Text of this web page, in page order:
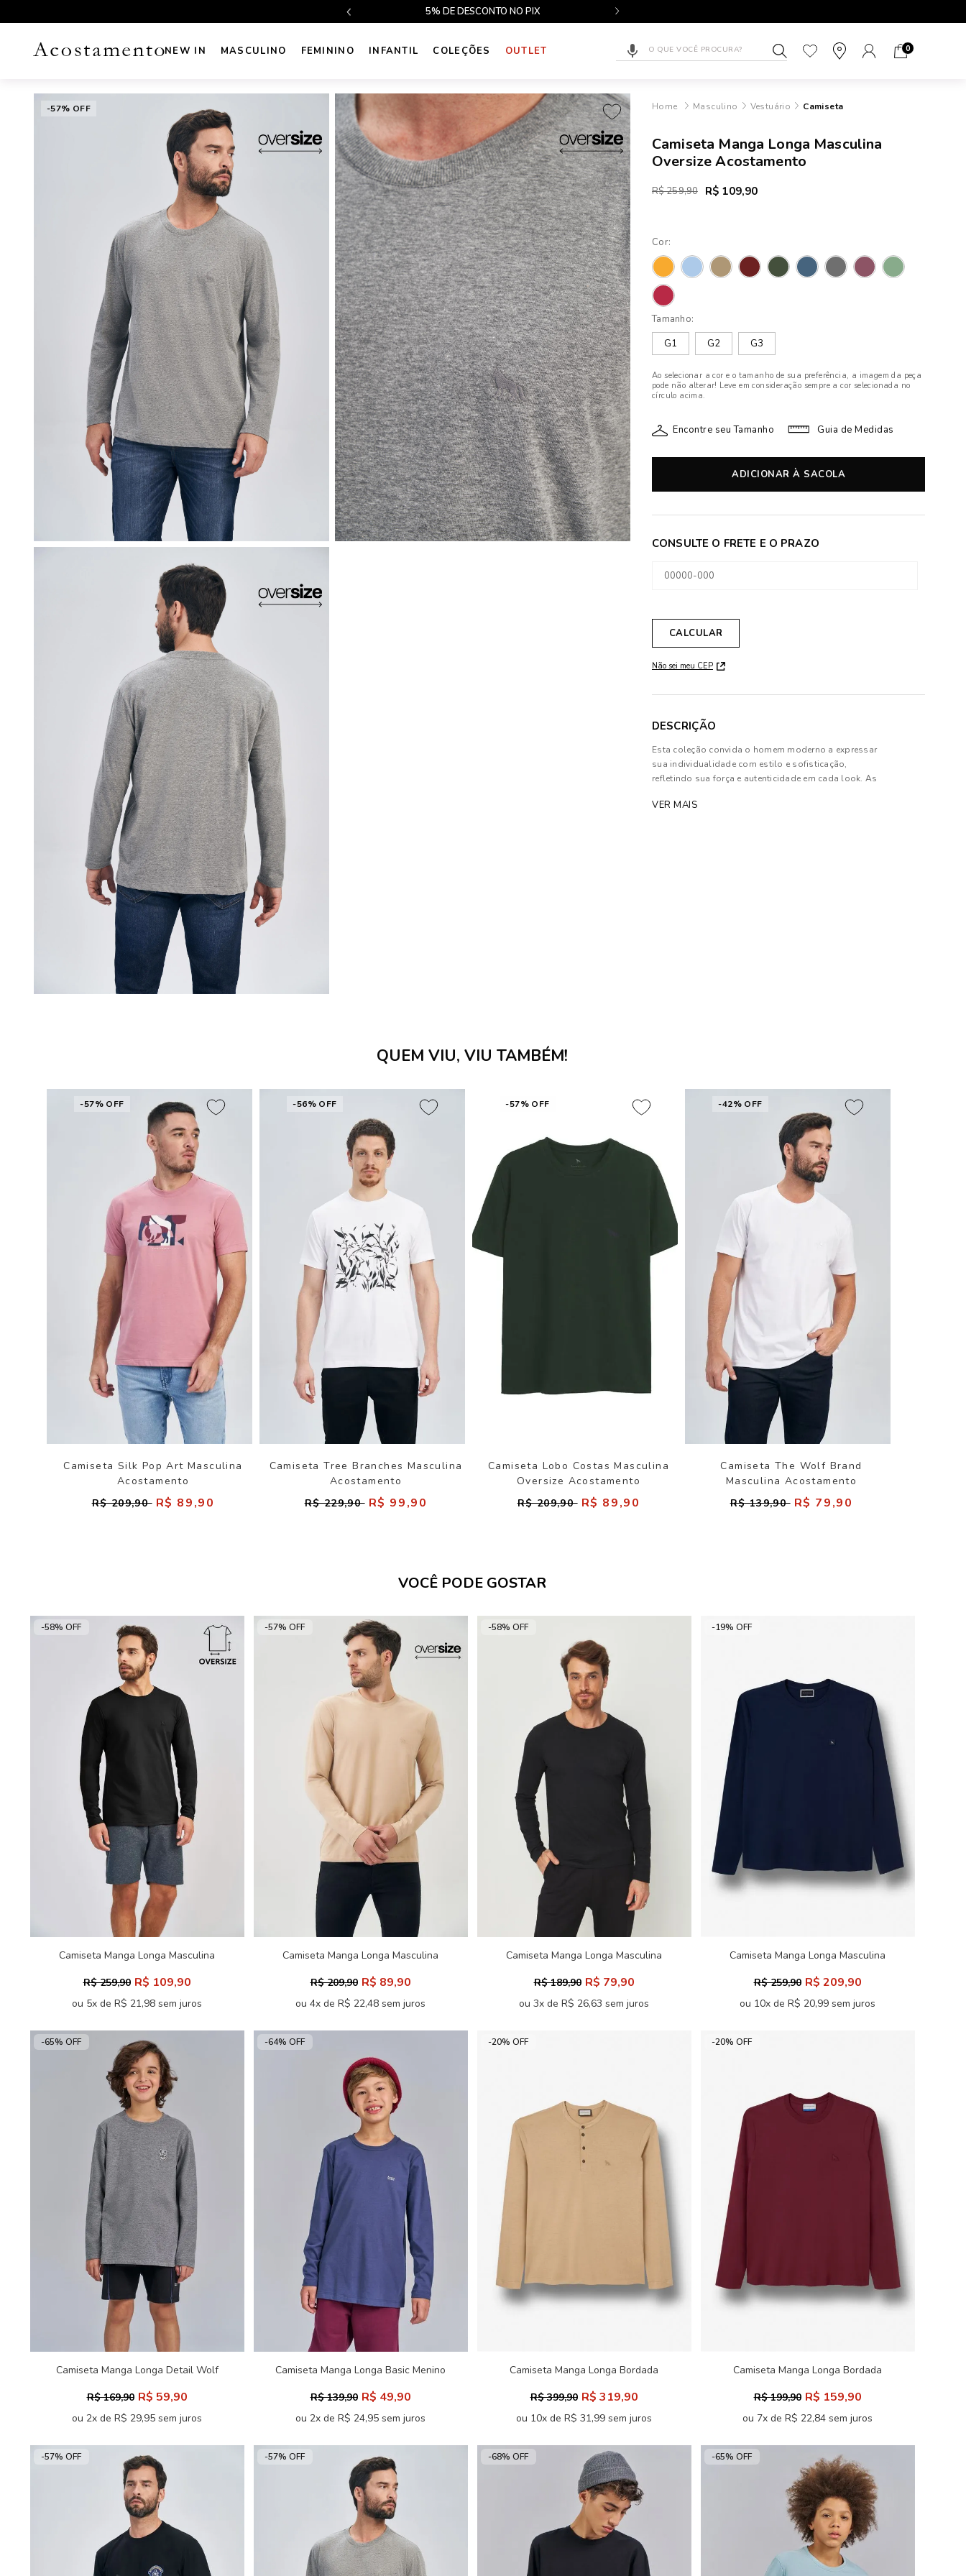
5% DE DESCONTO NO PIX
NEW IN MASCULINO FEMININO INFANTIL COLEÇÕES OUTLET 0
-57% OFF Masculino Vestuário Camiseta
Camiseta Manga Longa Masculina
Oversize Acostamento
R$ 259,90 R$ 109,90
Cor:
Tamanho:
G1
G2 G3
Ao selecionar a cor e o tamanho de sua preferência, a imagem da peça
pode não alterar! Leve em consideração sempre a cor selecionada no
círculo acima.
Encontre seu Tamanho Guia de Medidas
ADICIONAR À SACOLA
Não sei meu CEP
DESCRIÇÃO
Esta coleção convida o homem moderno a expressar
sua individualidade com estilo e sofisticação,
refletindo sua força e autenticidade em cada look. As
texturas sofisticadas, priorizando modelagens
VER MAIS
QUEM VIU, VIU TAMBÉM!
-57% OFF
Camiseta Silk Pop Art Masculina
Acostamento
R$ 209,90 R$ 89,90
-56% OFF
Camiseta Tree Branches Masculina
Acostamento
R$ 229,90 R$ 99,90
-57% OFF
Camiseta Lobo Costas Masculina
Oversize Acostamento
R$ 209,90 R$ 89,90
-42% OFF
Camiseta The Wolf Brand
Masculina Acostamento
R$ 139,90 R$ 79,90
VOCÊ PODE GOSTAR
-58% OFF
Camiseta Manga Longa Masculina
R$ 259,90 R$ 109,90
ou 5x de R$ 21,98 sem juros
-57% OFF
Camiseta Manga Longa Masculina
R$ 209,90 R$ 89,90
ou 4x de R$ 22,48 sem juros
-58% OFF
Camiseta Manga Longa Masculina
R$ 189,90 R$ 79,90
ou 3x de R$ 26,63 sem juros
-19% OFF
Camiseta Manga Longa Masculina
R$ 259,90 R$ 209,90
ou 10x de R$ 20,99 sem juros
-65% OFF
Camiseta Manga Longa Detail Wolf
R$ 169,90 R$ 59,90
ou 2x de R$ 29,95 sem juros
-64% OFF
Camiseta Manga Longa Basic Menino
R$ 139,90 R$ 49,90
ou 2x de R$ 24,95 sem juros
-20% OFF
Camiseta Manga Longa Bordada
R$ 399,90 R$ 319,90
ou 10x de R$ 31,99 sem juros
-20% OFF
Camiseta Manga Longa Bordada
R$ 199,90 R$ 159,90
ou 7x de R$ 22,84 sem juros
-57% OFF -57% OFF -68% OFF -65% OFF